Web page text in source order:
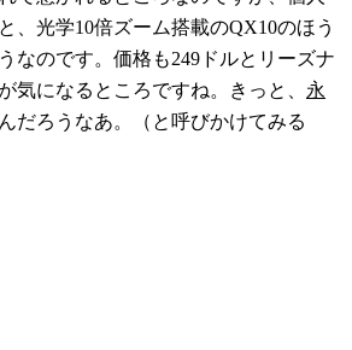
、光学10倍ズーム搭載のQX10のほう
なのです。価格も249ドルとリーズナ
気になるところですね。きっと、 永
だろうなあ。（と呼びかけてみる